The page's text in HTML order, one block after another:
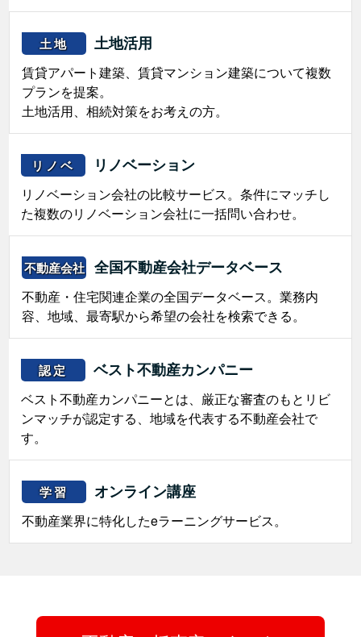
土地 土地活用
賃貸アパート建築、賃貸マンション建築について複数
プランを提案。
土地活用、相続対策をお考えの方。
リノベ リノベーション
リノベーション会社の比較サービス。条件にマッチし
た複数のリノベーション会社に一括問い合わせ。
不動産会社 全国不動産会社データベース
不動産・住宅関連企業の全国データベース。業務内
容、地域、最寄駅から希望の会社を検索できる。
認定 ベスト不動産カンパニー
ベスト不動産カンパニーとは、厳正な審査のもとリビ
ンマッチが認定する、地域を代表する不動産会社で
す。
学習 オンライン講座
不動産業界に特化したeラーニングサービス。